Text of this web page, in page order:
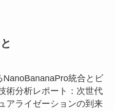
NanoBananaPro統合とビ
術分析レポート：次世代
アライゼーションの到来